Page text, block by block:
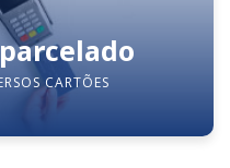
CARTÕES